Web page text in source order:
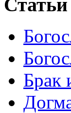
Статьи
Брак